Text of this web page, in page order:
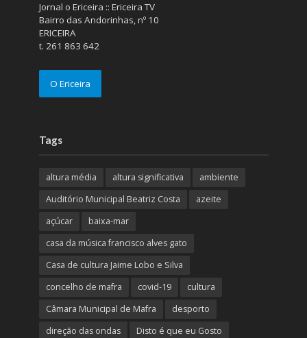
Jornal o Ericeira :: Ericeira TV
Bairro das Andorinhas, nº 10
ERICEIRA
t. 261 863 642
O Ericeira
Tags
altura média altura significativa
ambiente
Auditório Municipal Beatriz Costa
azeite
açúcar
baixa-mar
casa da música francisco alves gato
Casa de cultura Jaime Lobo e Silva
concelho de mafra
covid-19
cultura
Câmara Municipal de Mafra
desporto
direção das ondas
Disto é que eu Gosto